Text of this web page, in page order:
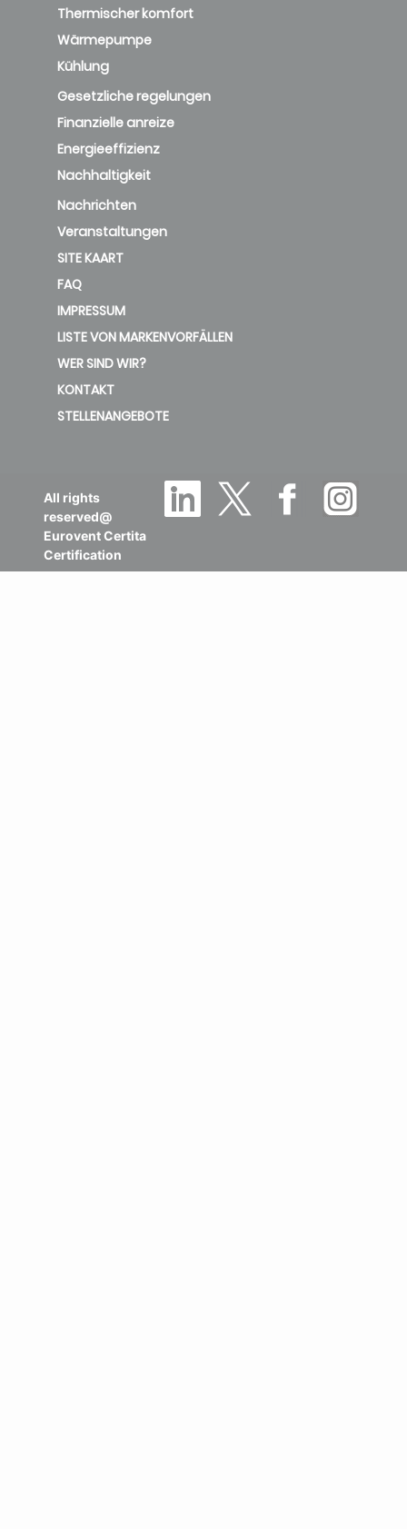
Thermischer komfort
Wärmepumpe
Kühlung
Gesetzliche regelungen
Finanzielle anreize
Energieeffizienz
Nachhaltigkeit
Nachrichten
Veranstaltungen
SITE KAART
FAQ
IMPRESSUM
LISTE VON MARKENVORFÄLLEN
WER SIND WIR?
KONTAKT
STELLENANGEBOTE
All rights
reserved@
Eurovent Certita
Certification